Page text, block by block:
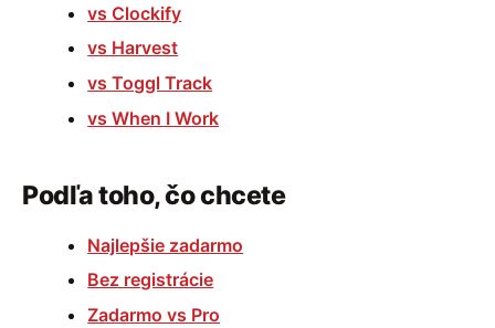
vs Clockify
vs Harvest
vs Toggl Track
vs When I Work
Podľa toho, čo chcete
Najlepšie zadarmo
Bez registrácie
Zadarmo vs Pro